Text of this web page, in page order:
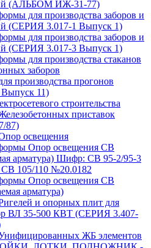
(АЛЬБОМ ИЖ-31-77)
для производства заборов и
(СЕРИЯ 3.017-1 Выпуск 1)
для производства заборов и
(СЕРИЯ 3.017-3 Выпуск 1)
для производства стаканов
заборов
производства прогонов
11)
строительства
приставок
87)
освещения
Опор освещения СВ
арматура) Шифр: СВ 95-2/95-3
105/110 №20.0182
Опор освещения СВ
арматура)
и опорных плит для
ВЛ 35-500 КВТ (СЕРИЯ 3.407-
ЖБ элементов